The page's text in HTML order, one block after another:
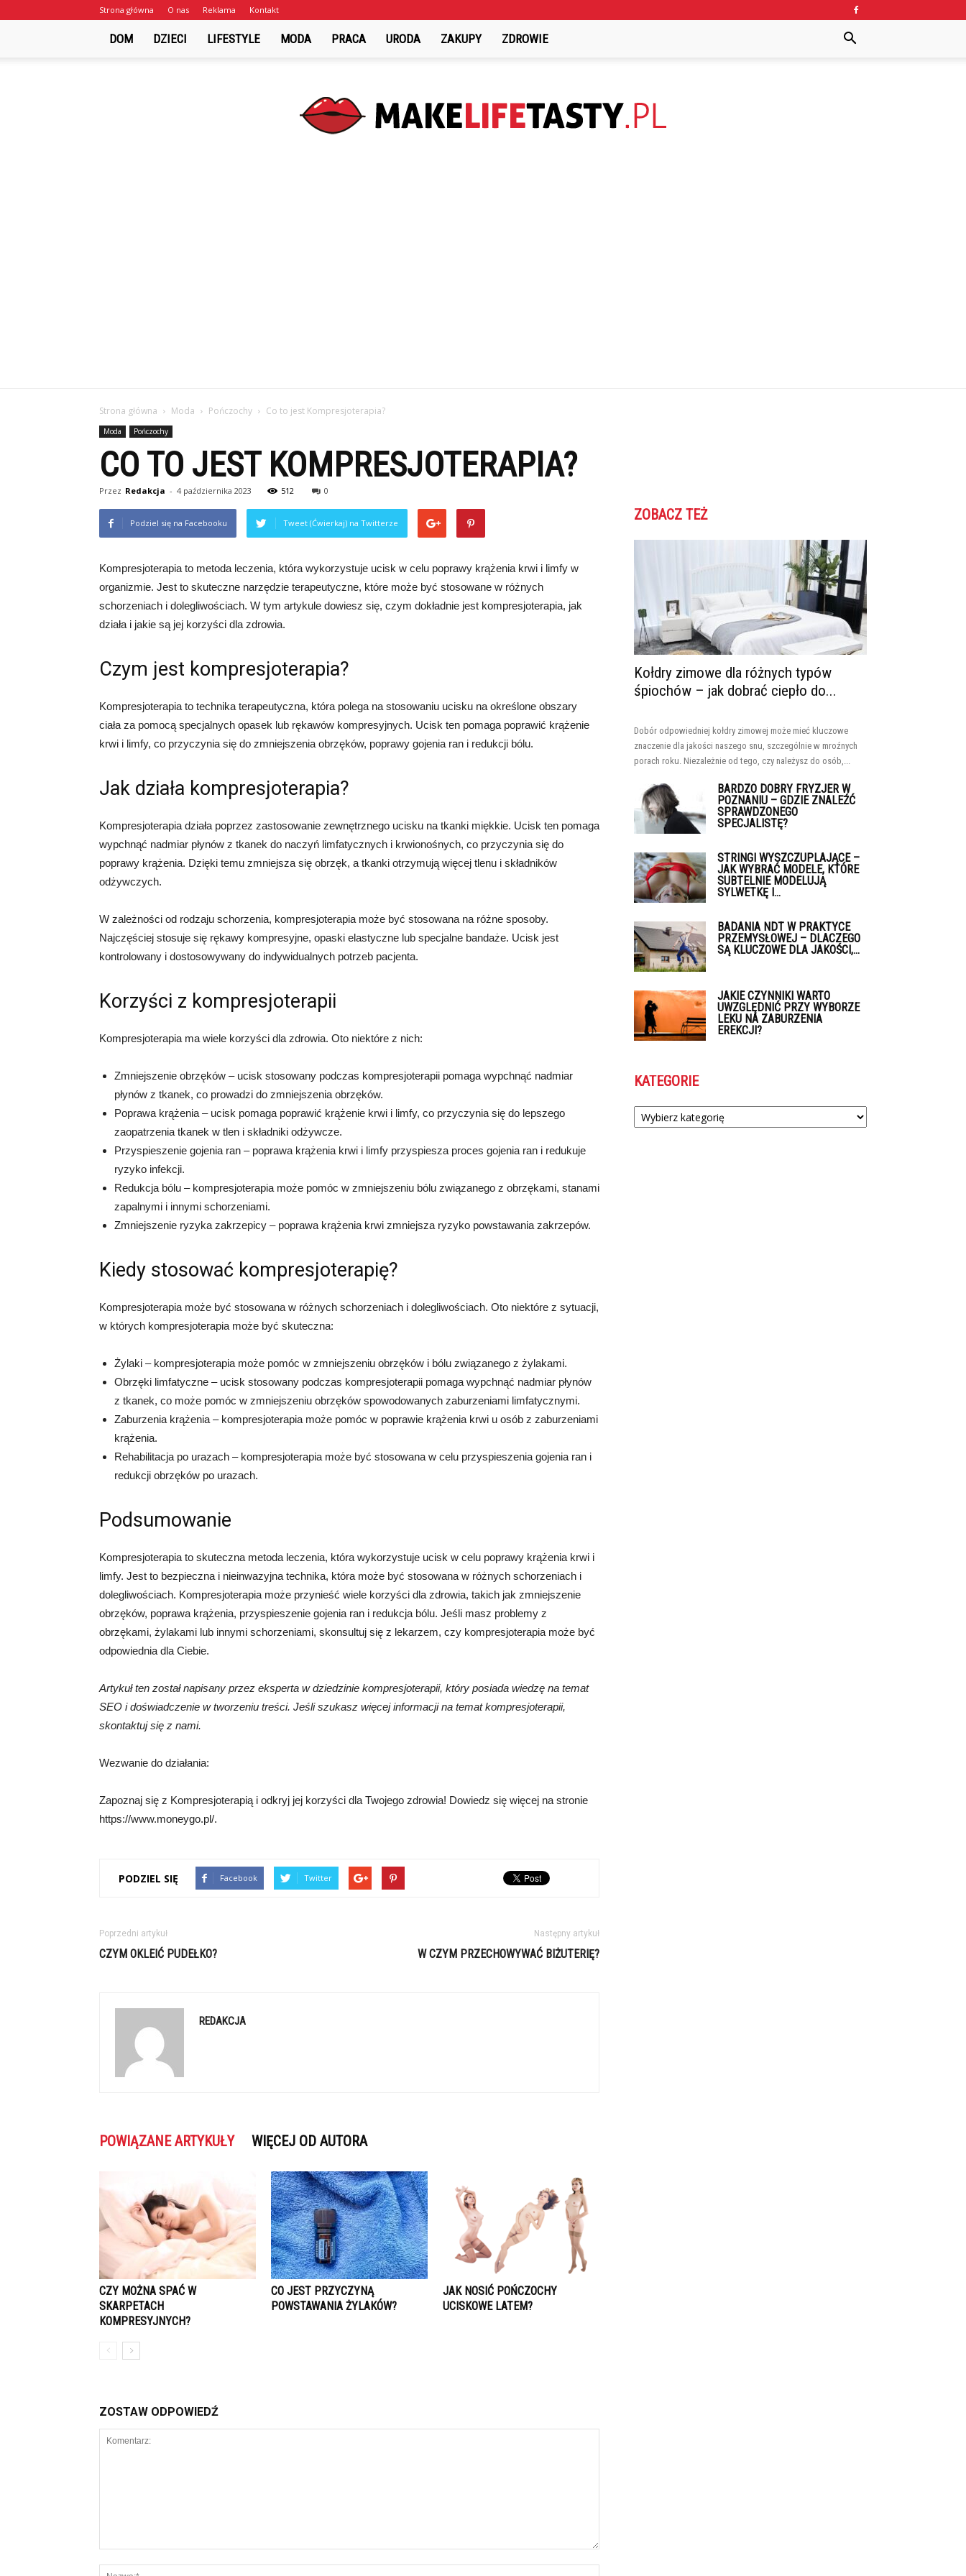
Strona główna O nas Reklama Kontakt
DOM DZIECI LIFESTYLE MODA PRACA URODA ZAKUPY ZDROWIE
Strona główna Moda Pończochy Co to jest Kompresjoterapia?
Moda Pończochy
CO TO JEST KOMPRESJOTERAPIA?
Przez Redakcja - 4 października 2023 512 0
Podziel się na Facebooku Tweet (Ćwierkaj) na Twitterze
Kompresjoterapia to metoda leczenia, która wykorzystuje ucisk w celu poprawy krążenia krwi i limfy w
organizmie. Jest to skuteczne narzędzie terapeutyczne, które może być stosowane w różnych
schorzeniach i dolegliwościach. W tym artykule dowiesz się, czym dokładnie jest kompresjoterapia, jak
działa i jakie są jej korzyści dla zdrowia.
Czym jest kompresjoterapia?
Kompresjoterapia to technika terapeutyczna, która polega na stosowaniu ucisku na określone obszary
ciała za pomocą specjalnych opasek lub rękawów kompresyjnych. Ucisk ten pomaga poprawić krążenie
krwi i limfy, co przyczynia się do zmniejszenia obrzęków, poprawy gojenia ran i redukcji bólu.
Jak działa kompresjoterapia?
Kompresjoterapia działa poprzez zastosowanie zewnętrznego ucisku na tkanki miękkie. Ucisk ten pomaga
wypchnąć nadmiar płynów z tkanek do naczyń limfatycznych i krwionośnych, co przyczynia się do
poprawy krążenia. Dzięki temu zmniejsza się obrzęk, a tkanki otrzymują więcej tlenu i składników
odżywczych.
W zależności od rodzaju schorzenia, kompresjoterapia może być stosowana na różne sposoby.
Najczęściej stosuje się rękawy kompresyjne, opaski elastyczne lub specjalne bandaże. Ucisk jest
kontrolowany i dostosowywany do indywidualnych potrzeb pacjenta.
Korzyści z kompresjoterapii
Kompresjoterapia ma wiele korzyści dla zdrowia. Oto niektóre z nich:
Zmniejszenie obrzęków – ucisk stosowany podczas kompresjoterapii pomaga wypchnąć nadmiar
płynów z tkanek, co prowadzi do zmniejszenia obrzęków.
Poprawa krążenia – ucisk pomaga poprawić krążenie krwi i limfy, co przyczynia się do lepszego
zaopatrzenia tkanek w tlen i składniki odżywcze.
Przyspieszenie gojenia ran – poprawa krążenia krwi i limfy przyspiesza proces gojenia ran i redukuje
ryzyko infekcji.
Redukcja bólu – kompresjoterapia może pomóc w zmniejszeniu bólu związanego z obrzękami, stanami
zapalnymi i innymi schorzeniami.
Zmniejszenie ryzyka zakrzepicy – poprawa krążenia krwi zmniejsza ryzyko powstawania zakrzepów.
Kiedy stosować kompresjoterapię?
Kompresjoterapia może być stosowana w różnych schorzeniach i dolegliwościach. Oto niektóre z sytuacji,
w których kompresjoterapia może być skuteczna:
Żylaki – kompresjoterapia może pomóc w zmniejszeniu obrzęków i bólu związanego z żylakami.
Obrzęki limfatyczne – ucisk stosowany podczas kompresjoterapii pomaga wypchnąć nadmiar płynów
z tkanek, co może pomóc w zmniejszeniu obrzęków spowodowanych zaburzeniami limfatycznymi.
Zaburzenia krążenia – kompresjoterapia może pomóc w poprawie krążenia krwi u osób z zaburzeniami
krążenia.
Rehabilitacja po urazach – kompresjoterapia może być stosowana w celu przyspieszenia gojenia ran i
redukcji obrzęków po urazach.
Podsumowanie
Kompresjoterapia to skuteczna metoda leczenia, która wykorzystuje ucisk w celu poprawy krążenia krwi i
limfy. Jest to bezpieczna i nieinwazyjna technika, która może być stosowana w różnych schorzeniach i
dolegliwościach. Kompresjoterapia może przynieść wiele korzyści dla zdrowia, takich jak zmniejszenie
obrzęków, poprawa krążenia, przyspieszenie gojenia ran i redukcja bólu. Jeśli masz problemy z
obrzękami, żylakami lub innymi schorzeniami, skonsultuj się z lekarzem, czy kompresjoterapia może być
odpowiednia dla Ciebie.
Artykuł ten został napisany przez eksperta w dziedzinie kompresjoterapii, który posiada wiedzę na temat
SEO i doświadczenie w tworzeniu treści. Jeśli szukasz więcej informacji na temat kompresjoterapii,
skontaktuj się z nami.
Wezwanie do działania:
Zapoznaj się z Kompresjoterapią i odkryj jej korzyści dla Twojego zdrowia! Dowiedz się więcej na stronie
https://www.moneygo.pl/.
PODZIEL SIĘ Facebook Twitter
Poprzedni artykuł
CZYM OKLEIĆ PUDEŁKO?
Następny artykuł
W CZYM PRZECHOWYWAĆ BIŻUTERIĘ?
REDAKCJA
POWIĄZANE ARTYKUŁY WIĘCEJ OD AUTORA
CZY MOŻNA SPAĆ W
SKARPETACH
KOMPRESYJNYCH?
CO JEST PRZYCZYNĄ
POWSTAWANIA ŻYLAKÓW?
JAK NOSIĆ POŃCZOCHY
UCISKOWE LATEM?
ZOSTAW ODPOWIEDŹ
ZOBACZ TEŻ
Kołdry zimowe dla różnych typów
śpiochów – jak dobrać ciepło do...
Dobór odpowiedniej kołdry zimowej może mieć kluczowe
znaczenie dla jakości naszego snu, szczególnie w mroźnych
porach roku. Niezależnie od tego, czy należysz do osób,...
BARDZO DOBRY FRYZJER W
POZNANIU – GDZIE ZNALEŹĆ
SPRAWDZONEGO
SPECJALISTĘ?
STRINGI WYSZCZUPLAJĄCE –
JAK WYBRAĆ MODELE, KTÓRE
SUBTELNIE MODELUJĄ
SYLWETKĘ I...
BADANIA NDT W PRAKTYCE
PRZEMYSŁOWEJ – DLACZEGO
SĄ KLUCZOWE DLA JAKOŚCI,...
JAKIE CZYNNIKI WARTO
UWZGLĘDNIĆ PRZY WYBORZE
LEKU NA ZABURZENIA
EREKCJI?
KATEGORIE
Kategorie